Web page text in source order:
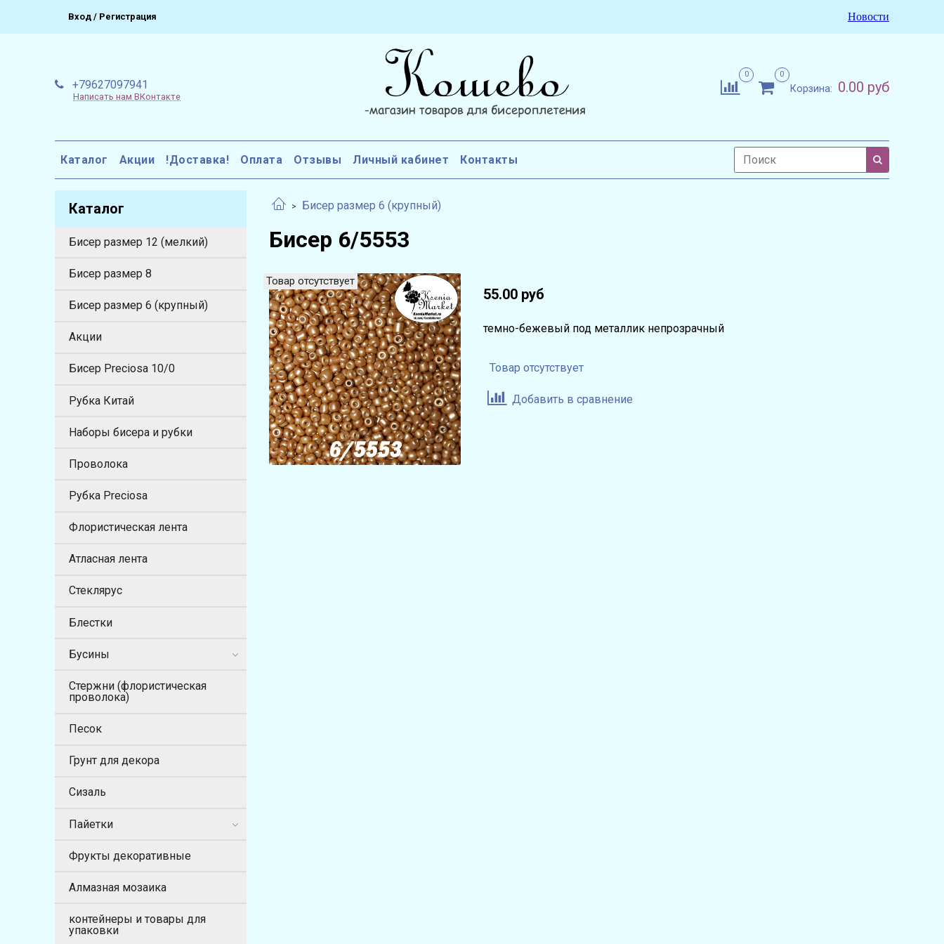
Вход / Регистрация Новости
+79627097941
Написать нам ВКонтакте
0 0
Корзина: 0.00 руб
Каталог Акции !Доставка! Оплата Отзывы Личный кабинет Контакты
Бисер размер 6 (крупный)
Бисер 6/5553
Товар отсутствует
55.00 руб
темно-бежевый под металлик непрозрачный
Товар отсутствует
Добавить в сравнение
Каталог
Бисер размер 12 (мелкий)
Бисер размер 8
Бисер размер 6 (крупный)
Акции
Бисер Preciosa 10/0
Рубка Китай
Наборы бисера и рубки
Проволока
Рубка Preciosa
Флористическая лента
Атласная лента
Стеклярус
Блестки
Бусины
Стержни (флористическая
проволока)
Песок
Грунт для декора
Сизаль
Пайетки
Фрукты декоративные
Алмазная мозаика
контейнеры и товары для
упаковки